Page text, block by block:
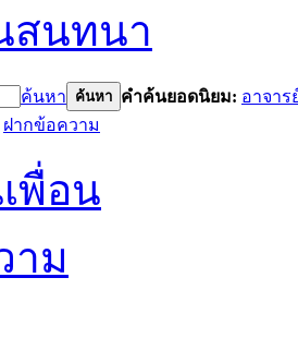
สนทนา
ค้นหา ค้นหา คำค้นยอดนิยม: อาจาร
ฝากข้อความ
พื่อน
าม